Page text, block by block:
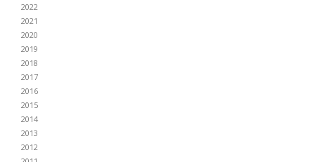
2022
2021
2020
2019
2018
2017
2016
2015
2014
2013
2012